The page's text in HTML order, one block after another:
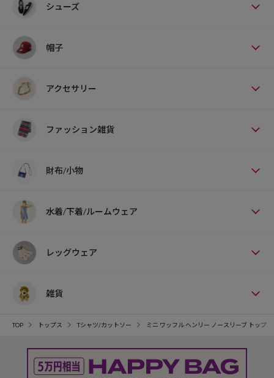
シューズ
帽子
アクセサリー
ファッション雑貨
財布/小物
水着/下着/ルームウェア
レッグウェア
雑貨
TOP トップス Tシャツ/カットソー ミニ ワッフル ヘンリー ノースリーブ トップ